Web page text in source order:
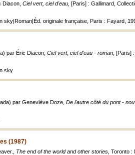
Diacon, Ciel vert, ciel d'eau , [Paris] : Gallimard,
sky|Roman|Éd. originale française, Paris : Fayard,
par Éric Diacon, Ciel vert, ciel d'eau - roman ,
sky
par Geneviève Doze, De l'autre côté du pont -
(1987)
The end of the world and other stories , Toronto